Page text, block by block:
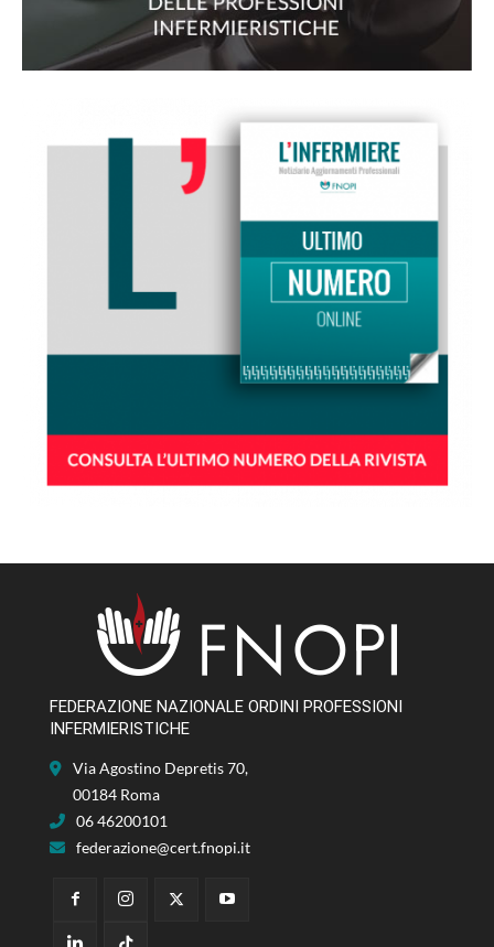
FEDERAZIONE NAZIONALE ORDINI PROFESSIONI
INFERMIERISTICHE
Via Agostino Depretis 70,
00184 Roma
06 46200101
federazione@cert.fnopi.it